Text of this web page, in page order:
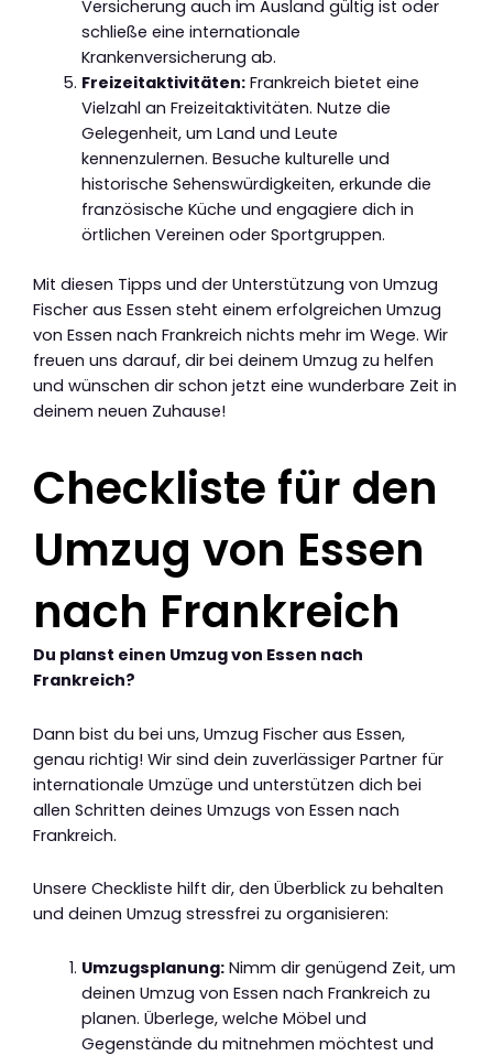
Versicherung auch im Ausland gültig ist oder
schließe eine internationale
Krankenversicherung ab.
Freizeitaktivitäten:Frankreich bietet eine
Vielzahl an Freizeitaktivitäten. Nutze die
Gelegenheit, um Land und Leute
kennenzulernen. Besuche kulturelle und
historische Sehenswürdigkeiten, erkunde die
französische Küche und engagiere dich in
örtlichen Vereinen oder Sportgruppen.
Mit diesen Tipps und der Unterstützung von Umzug
Fischer aus Essen steht einem erfolgreichen Umzug
von Essen nach Frankreich nichts mehr im Wege. Wir
freuen uns darauf, dir bei deinem Umzug zu helfen
und wünschen dir schon jetzt eine wunderbare Zeit in
deinem neuen Zuhause!
Checkliste für den
Umzug von Essen
nach Frankreich
Du planst einen Umzug von Essen nach
Frankreich?
Dann bist du bei uns, Umzug Fischer aus Essen,
genau richtig! Wir sind dein zuverlässiger Partner für
internationale Umzüge und unterstützen dich bei
allen Schritten deines Umzugs von Essen nach
Frankreich.
Unsere Checkliste hilft dir, den Überblick zu behalten
und deinen Umzug stressfrei zu organisieren:
Umzugsplanung:Nimm dir genügend Zeit, um
deinen Umzug von Essen nach Frankreich zu
planen. Überlege, welche Möbel und
Gegenstände du mitnehmen möchtest und